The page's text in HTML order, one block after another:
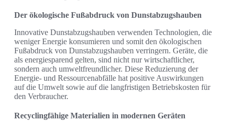
Der ökologische Fußabdruck von Dunstabzugshauben
Innovative Dunstabzugshauben verwenden Technologien, die
weniger Energie konsumieren und somit den ökologischen
Fußabdruck von Dunstabzugshauben verringern. Geräte, die
als energiesparend gelten, sind nicht nur wirtschaftlicher,
sondern auch umweltfreundlicher. Diese Reduzierung der
Energie- und Ressourcenabfälle hat positive Auswirkungen
auf die Umwelt sowie auf die langfristigen Betriebskosten für
den Verbraucher.
Recyclingfähige Materialien in modernen Geräten